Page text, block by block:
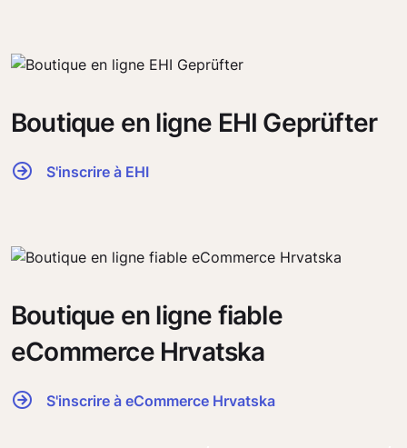
Boutique en ligne EHI Geprüfter
S'inscrire à EHI
Boutique en ligne fiable
eCommerce Hrvatska
S'inscrire à eCommerce Hrvatska